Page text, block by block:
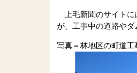
上毛新聞のサイトに
が、工事中の道路やダ
写真＝林地区の町道工